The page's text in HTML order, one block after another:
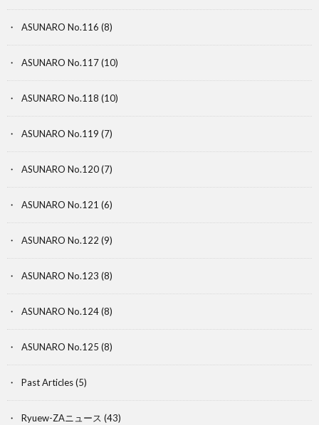
ASUNARO No.116 (8)
ASUNARO No.117(10)
ASUNARO No.118 (10)
ASUNARO No.119 (7)
ASUNARO No.120(7)
ASUNARO No.121 (6)
ASUNARO No.122 (9)
ASUNARO No.123 (8)
ASUNARO No.124(8)
ASUNARO No.125 (8)
Past Articles(5)
Ryuew-ZAニュース (43)